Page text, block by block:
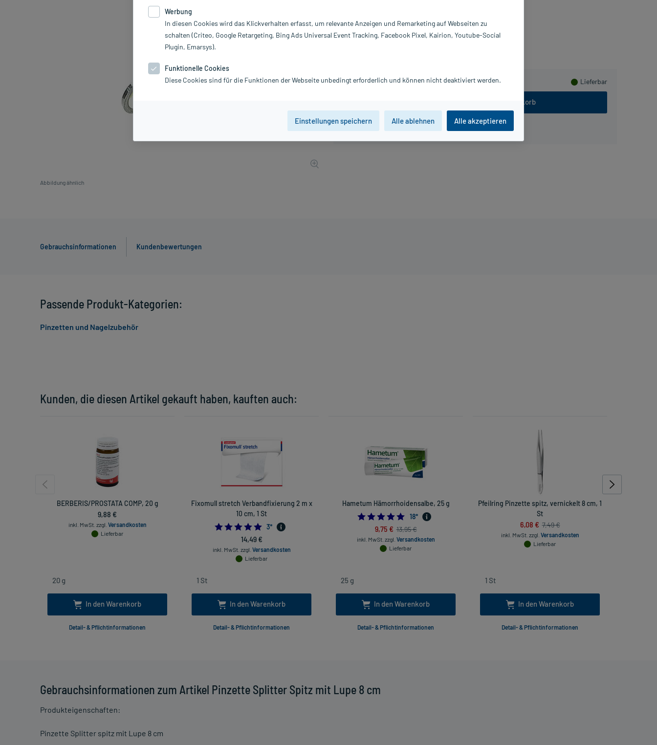
Abbildung ähnlich
11,12 €
Lieferbar
In den Warenkorb
Gebrauchsinformationen Kundenbewertungen
Gebrauchsinformationen zum Artikel Pinzette Splitter Spitz mit Lupe 8 cm
Produkteigenschaften:
Pinzette Splitter spitz mit Lupe 8 cm
Kunden, die diesen Artikel gekauft haben, kauften auch:
BERBERIS/PROSTATA COMP, 20 g
9,88 €
inkl. MwSt. zzgl. Versandkosten
Lieferbar
In den Warenkorb
Detail- & Pflichtinformationen
Fixomull stretch Verbandfixierung 2 m x
10 cm, 1 St
5.0
3*
14,49 €
inkl. MwSt. zzgl. Versandkosten
Lieferbar
In den Warenkorb
Detail- & Pflichtinformationen
Hametum Hämorrhoidensalbe, 25 g
4.944444444444445
18*
9,75 € 13,95 €
inkl. MwSt. zzgl. Versandkosten
Lieferbar
In den Warenkorb
Detail- & Pflichtinformationen
Pfeilring Pinzette spitz, vernickelt 8 cm, 1
St
6,08 € 7,49 €
inkl. MwSt. zzgl. Versandkosten
Lieferbar
In den Warenkorb
Detail- & Pflichtinformationen
Passende Produkt-Kategorien:
Pinzetten und Nagelzubehör
Werbung
In diesen Cookies wird das Klickverhalten erfasst, um relevante Anzeigen und Remarketing auf Webseiten zu
schalten (Criteo, Google Retargeting, Bing Ads Universal Event Tracking, Facebook Pixel, Kairion, Youtube-Social
Plugin, Emarsys).
Funktionelle Cookies
Diese Cookies sind für die Funktionen der Webseite unbedingt erforderlich und können nicht deaktiviert werden.
Einstellungen speichern Alle ablehnen Alle akzeptieren